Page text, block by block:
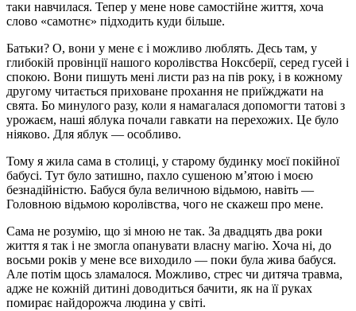
таки навчилася. Тепер у мене нове самостійне життя, хоча
слово «самотнє» підходить куди більше.
Батьки? О, вони у мене є і можливо люблять. Десь там, у
глибокій провінції нашого королівства Ноксберії, серед гусей і
спокою. Вони пишуть мені листи раз на пів року, і в кожному
другому читається приховане прохання не приїжджати на
свята. Бо минулого разу, коли я намагалася допомогти татові з
урожаєм, наші яблука почали гавкати на перехожих. Це було
ніяково. Для яблук — особливо.
Тому я жила сама в столиці, у старому будинку моєї покійної
бабусі. Тут було затишно, пахло сушеною м’ятою і моєю
безнадійністю. Бабуся була величною відьмою, навіть —
Головною відьмою королівства, чого не скажеш про мене.
Сама не розумію, що зі мною не так. За двадцять два роки
життя я так і не змогла опанувати власну магію. Хоча ні, до
восьми років у мене все виходило — поки була жива бабуся.
Але потім щось зламалося. Можливо, стрес чи дитяча травма,
адже не кожній дитині доводиться бачити, як на її руках
помирає найдорожча людина у світі.